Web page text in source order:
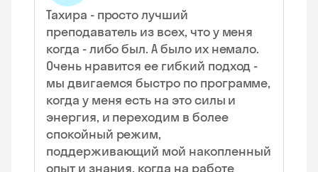
Тахира - просто лучший
преподаватель из всех, что у меня
когда - либо был. А было их немало.
Очень нравится ее гибкий подход -
мы двигаемся быстро по программе,
когда у меня есть на это силы и
энергия, и переходим в более
спокойный режим,
поддерживающий мой накопленный
опыт и знания, когда на работе